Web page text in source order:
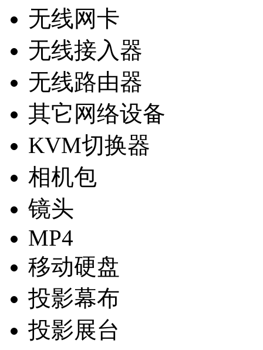
无线网卡
无线接入器
无线路由器
其它网络设备
KVM切换器
相机包
镜头
MP4
移动硬盘
投影幕布
投影展台